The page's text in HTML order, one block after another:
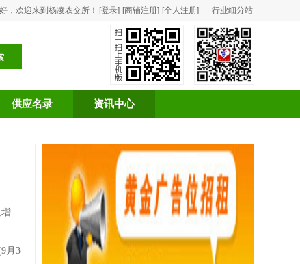
，欢迎来到杨凌农交所！ [登录] [商铺注册] [个人注册] 行业细分站
供应名录 资讯中心
月3